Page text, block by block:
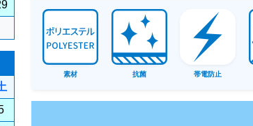
素材 抗菌 帯電防止